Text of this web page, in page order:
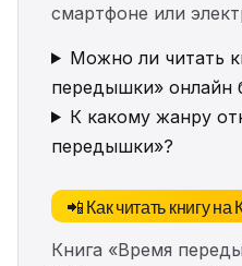
смартфоне или
Можно ли читать
передышки» онлайн
К какому жанру
передышки»?
📲 Как читать книгу на
Книга «Время